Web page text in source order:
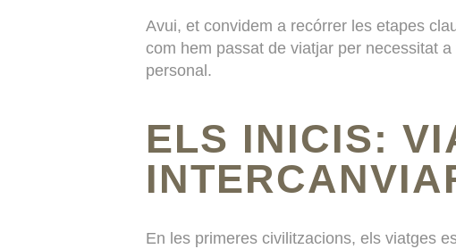
Avui, et convidem a recórrer les etapes
com hem passat de viatjar per necessitat
personal.
ELS INICIS:
En les primeres civilitzacions, els viatges